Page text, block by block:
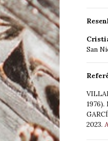
San
2023.